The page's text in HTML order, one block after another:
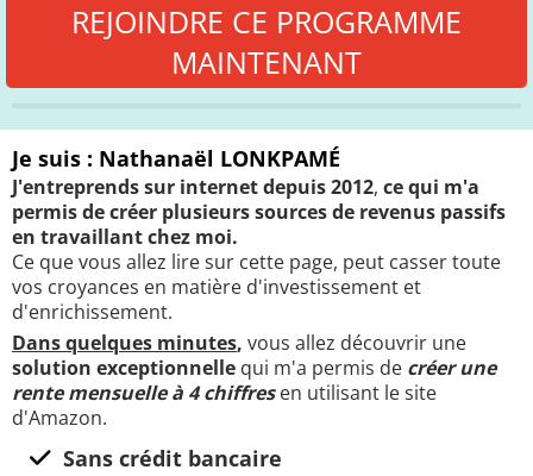
REJOINDRE CE PROGRAMME
MAINTENANT
Je suis : Nathanaël LONKPAMÉ
J'entreprends sur internet depuis 2012, ce qui m'a
permis de créer plusieurs sources de revenus passifs
en travaillant chez moi.
Ce que vous allez lire sur cette page, peut casser toute
vos croyances en matière d'investissement et
d'enrichissement.
Dans quelques minutes, vous allez découvrir une
solution exceptionnelle qui m'a permis de créer une
rente mensuelle à 4 chiffresen utilisant le site
d'Amazon.
Sans crédit bancaire